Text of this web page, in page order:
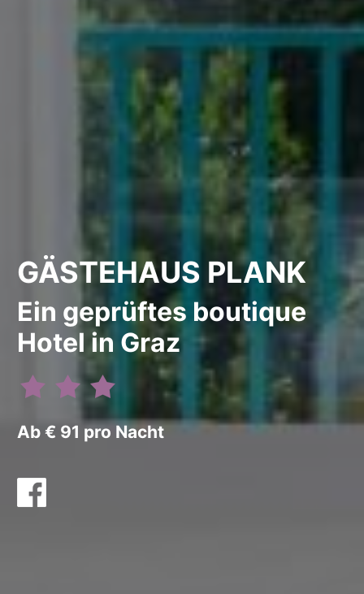
GÄSTEHAUS PLANK
Ein geprüftes boutique
Hotel in Graz
Ab € 91 pro Nacht